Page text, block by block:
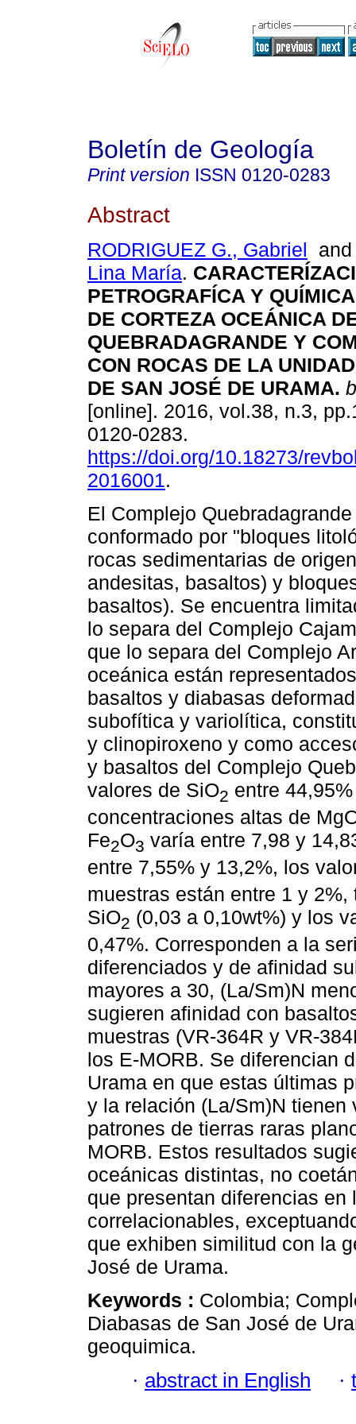
Boletín de Geología
Print version ISSN 0120-0283
Abstract
RODRIGUEZ G., Gabriel
Lina María.
PETROGRAFÍCA Y
DE CORTEZA OCEÁNICA
QUEBRADAGRANDE Y
CON ROCAS DE LA
DE SAN JOSÉ DE URAMA.
[online]. 2016, vol.38, n.3,
0120-0283.
https://doi.org/10.18273/
2016001.
El Complejo
conformado por "bloques
rocas sedimentarias de
andesitas, basaltos) y
basaltos). Se encuentra
lo separa del Complejo
que lo separa del Complejo
oceánica están
basaltos y diabasas
subofítica y variolítica,
y clinopiroxeno y como
y basaltos del Complejo
valores de SiO2 entre
concentraciones altas de
Fe2O3 varía entre 7,98 y
entre 7,55% y 13,2%, los
muestras están entre 1 y
SiO2 (0,03 a 0,10wt%) y los
0,47%. Corresponden a la
diferenciados y de afinidad
mayores a 30, (La/Sm)N
sugieren afinidad con
muestras (VR-364R y VR-
los E-MORB. Se diferencian
Urama en que estas últimas
y la relación (La/Sm)N
patrones de tierras raras
MORB. Estos resultados
oceánicas distintas, no
que presentan diferencias
correlacionables,
que exhiben similitud con la
José de Urama.
Keywords : Colombia;
Diabasas de San José de
geoquimica.
· abstract in English ·